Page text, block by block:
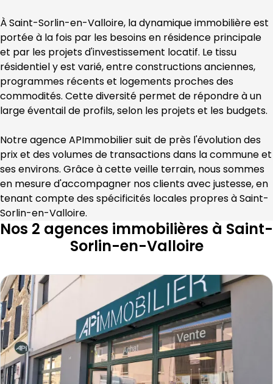
À Saint-Sorlin-en-Valloire, la dynamique immobilière est
portée à la fois par les besoins en résidence principale
et par les projets d'investissement locatif. Le tissu
résidentiel y est varié, entre constructions anciennes,
programmes récents et logements proches des
commodités. Cette diversité permet de répondre à un
large éventail de profils, selon les projets et les budgets.
Notre agence APImmobilier suit de près l'évolution des
prix et des volumes de transactions dans la commune et
ses environs. Grâce à cette veille terrain, nous sommes
en mesure d'accompagner nos clients avec justesse, en
tenant compte des spécificités locales propres à Saint-
Sorlin-en-Valloire.
Nos 2 agences immobilières à Saint-
Sorlin-en-Valloire